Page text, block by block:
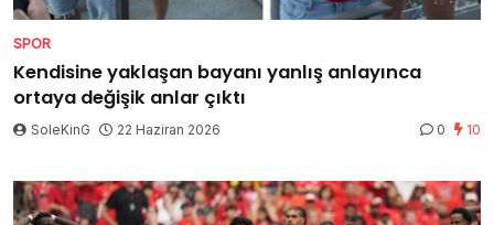
SPOR
Kendisine yaklaşan bayanı yanlış anlayınca
ortaya değişik anlar çıktı
SoleKinG 22 Haziran 2026 0 10